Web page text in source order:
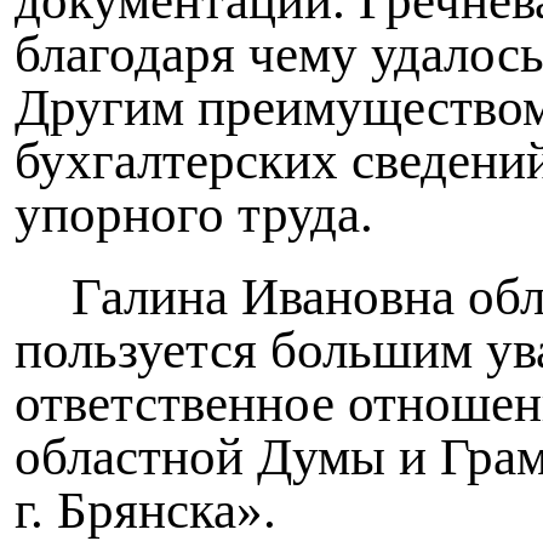
благодаря чему
Другим
бухгалтерских
упорного труда.
Галина Ивановна
пользуется большим
ответственное
областной Думы и
г. Брянска».